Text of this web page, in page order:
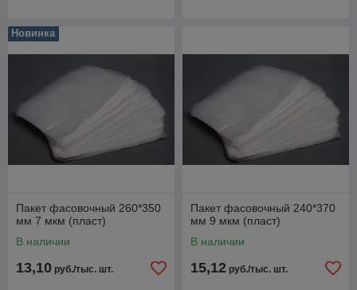
Новинка
Пакет фасовочный 260*350
мм 7 мкм (пласт)
В наличии
13,10 руб./тыс. шт.
Пакет фасовочный 240*370
мм 9 мкм (пласт)
В наличии
15,12 руб./тыс. шт.